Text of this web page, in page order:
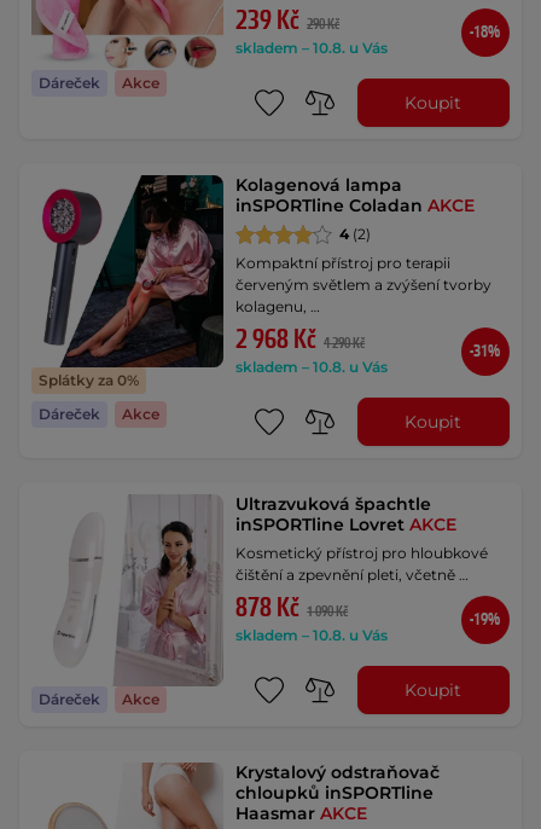
Dáreček Akce
239 Kč 290 Kč
skladem – 10.8. u Vás
-18%
Koupit
Splátky za 0%
Dáreček
Akce
Kolagenová lampa
inSPORTline ColadanAKCE
4 (2)
Kompaktní přístroj pro terapii
červeným světlem a zvýšení tvorby
kolagenu, …
2 968 Kč 4 290 Kč
skladem – 10.8. u Vás
-31%
Koupit
Dáreček Akce
Ultrazvuková špachtle
inSPORTline LovretAKCE
Kosmetický přístroj pro hloubkové
čištění a zpevnění pleti, včetně …
878 Kč 1 090 Kč
skladem – 10.8. u Vás
-19%
Koupit
Krystalový odstraňovač
chloupků inSPORTline
HaasmarAKCE